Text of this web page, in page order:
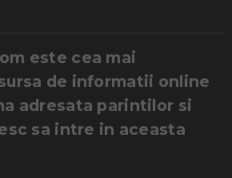
este cea mai
de informatii online
adresata parintilor si
sa intre in aceasta